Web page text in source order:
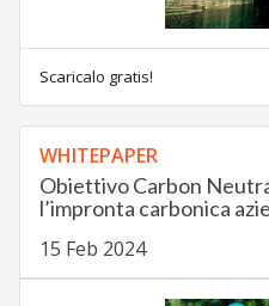
Scaricalo gratis!
WHITEPAPER
Obiettivo Carbon
l’impronta carbonica
15 Feb 2024